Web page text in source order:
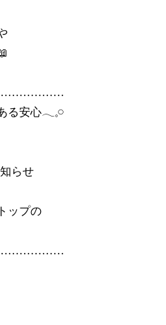
る安心𓂃𓈒𓏸
らせ
ップの